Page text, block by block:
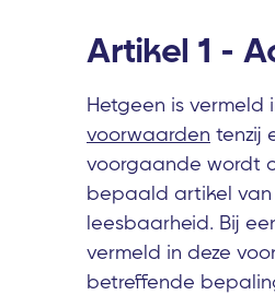
Artikel 1 -
Hetgeen is
voorwaarden tenzij
voorgaande wordt
bepaald artikel
leesbaarheid. Bij
vermeld in deze
betreffende